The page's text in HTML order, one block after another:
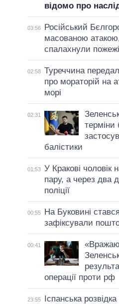
відомо про
03:56
Російський
масованою атакою,
спалахнули пожежі
02:58 Туреччина
про мораторій на
морі
02:31
терміни
балістики
01:53 У Кракові чоловік
пару, а через два
поліції
00:55
На Буковині
зафіксували
00:41
операції проти рф
23:55
Іспанська